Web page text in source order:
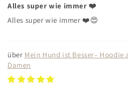
Alles super wie immer ❤️
Alles super wie immer ❤️😍
Mein Hund ist Besser–
Damen